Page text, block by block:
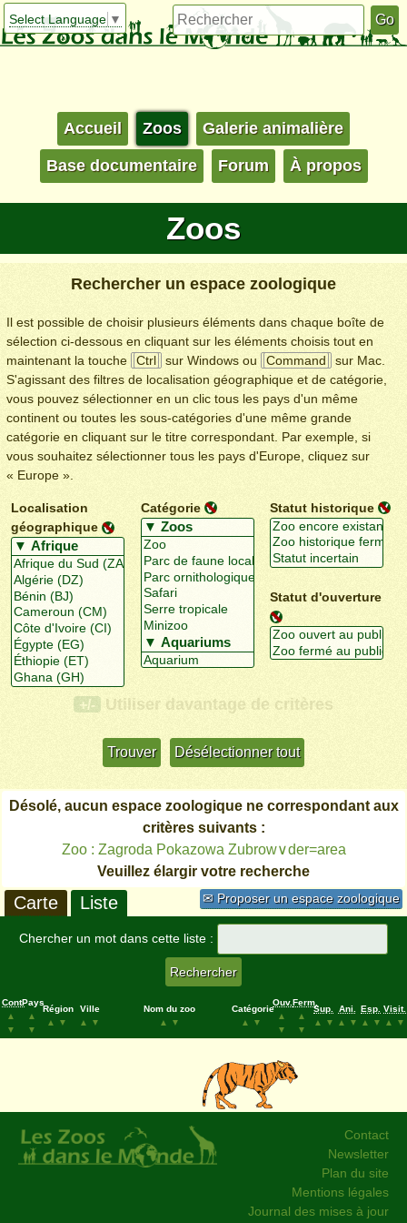
Select Language ▼
Accueil Zoos Galerie animalière
Base documentaire Forum À propos
Zoos
Rechercher un espace zoologique
Il est possible de choisir plusieurs éléments dans chaque boîte de
sélection ci-dessous en cliquant sur les éléments choisis tout en
maintenant la touche
Ctrl sur Windows ou Command
sur Mac.
S'agissant des filtres de localisation géographique et de catégorie,
vous pouvez sélectionner en un clic tous les pays d'un même
continent ou toutes les sous-catégories d'une même grande
catégorie en cliquant sur le titre correspondant. Par exemple, si
vous souhaitez sélectionner tous les pays d'Europe, cliquez sur
« Europe ».
Localisation
géographique
Catégorie Statut historique
Statut d'ouverture
+/- Utiliser davantage de critères
Désolé, aucun espace zoologique ne correspondant aux
critères suivants :
Zoo : Zagroda Pokazowa Zubrow∨der=area
Veuillez élargir votre recherche
✉ Proposer un espace zoologique
Carte Liste
Chercher un mot dans cette liste :
Cont.
▲
▼
Pays
▲
▼
Région
▲
▼
Ville
▲
▼
Nom du zoo
▲
▼
Catégorie
▲
▼
Ouv.
▲
▼
Ferm.
▲
▼
Sup.
▲
▼
Ani.
▲
▼
Esp.
▲
▼
Visit.
▲
▼
Contact
Newsletter
Plan du site
Mentions légales
Journal des mises à jour